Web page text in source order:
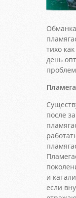
тихо
день
после
и
если